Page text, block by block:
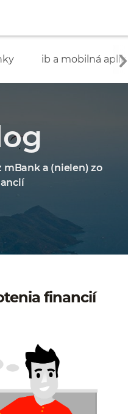
ib a mobilná
mBank a (nielen) zo
financií